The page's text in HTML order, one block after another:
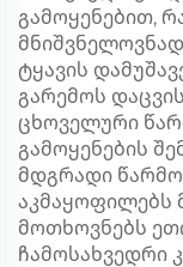
გამოყენებით,
ტყავის
გარემოს
ცხოველური
გამოყენების
მდგრადი
აკმაყოფილებს
მოთხოვნებს
ჩამოსახვედრი